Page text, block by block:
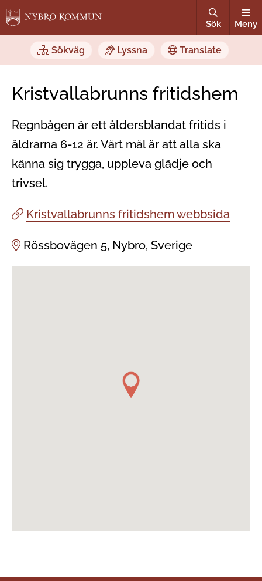
Sök Meny
Sökväg Lyssna Translate
Kristvallabrunns fritidshem
Regnbågen är ett åldersblandat fritids i
åldrarna 6-12 år. Vårt mål är att alla ska
känna sig trygga, uppleva glädje och
trivsel.
Kristvallabrunns fritidshem webbsida
Rössbovägen 5, Nybro, Sverige